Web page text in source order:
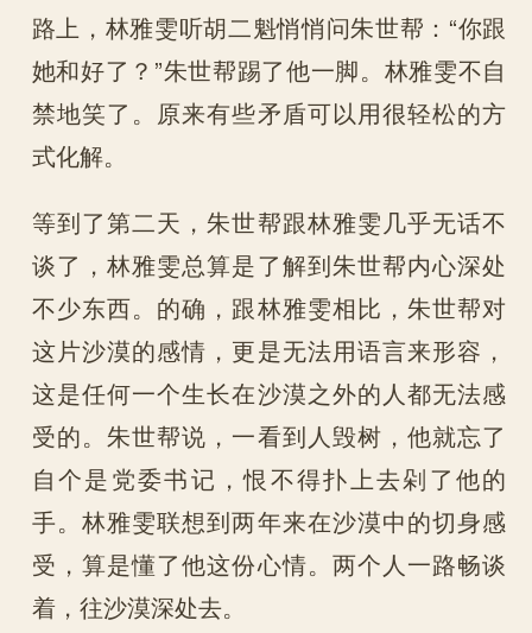
路上，林雅雯听胡二魁悄悄问朱世帮：“你跟
她和好了？”朱世帮踢了他一脚。林雅雯不自
禁地笑了。原来有些矛盾可以用很轻松的方
式化解。
等到了第二天，朱世帮跟林雅雯几乎无话不
谈了，林雅雯总算是了解到朱世帮内心深处
不少东西。的确，跟林雅雯相比，朱世帮对
这片沙漠的感情，更是无法用语言来形容，
这是任何一个生长在沙漠之外的人都无法感
受的。朱世帮说，一看到人毁树，他就忘了
自个是党委书记，恨不得扑上去剁了他的
手。林雅雯联想到两年来在沙漠中的切身感
受，算是懂了他这份心情。两个人一路畅谈
着，往沙漠深处去。